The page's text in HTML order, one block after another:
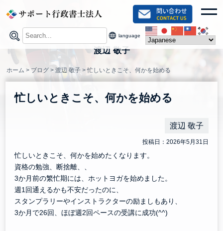
content
language
渡辺 敬子
ホーム > ブログ >渡辺 敬子 >忙しいときこそ、何かを始める
忙しいときこそ、何かを始める
投稿日：2026年5月31日
渡辺 敬子
忙しいときこそ、何かを始めたくなります。
資格の勉強、断捨離、、
3か月前の繁忙期には、ホットヨガを始めました。
週1回通えるかも不安だったのに、
スタンプラリーやインストラクターの励ましもあり、
3か月で26回、ほぼ週2回ペースの受講に成功(^^)